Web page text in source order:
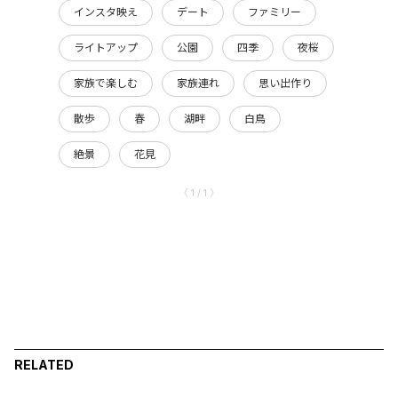
インスタ映え デート ファミリー
ライトアップ 公園 四季 夜桜
家族で楽しむ 家族連れ 思い出作り
散歩 春 湖畔 白鳥
絶景 花見
〈 1 / 1 〉
RELATED